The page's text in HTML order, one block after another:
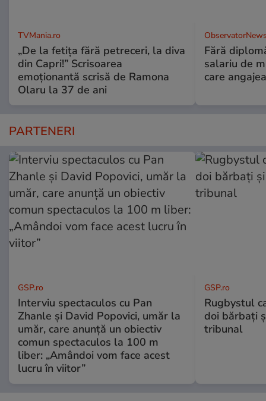
TVMania.ro
„De la fetița fără petreceri, la diva
din Capri!” Scrisoarea
emoționantă scrisă de Ramona
Olaru la 37 de ani
Fără
salariu de
care
PARTENERI
GSP.ro
Interviu spectaculos cu Pan
Zhanle și David Popovici, umăr la
umăr, care anunță un obiectiv
comun spectaculos la 100 m
liber: „Amândoi vom face acest
lucru în viitor”
GSP.ro
Rugbystul
doi bărbați
tribunal